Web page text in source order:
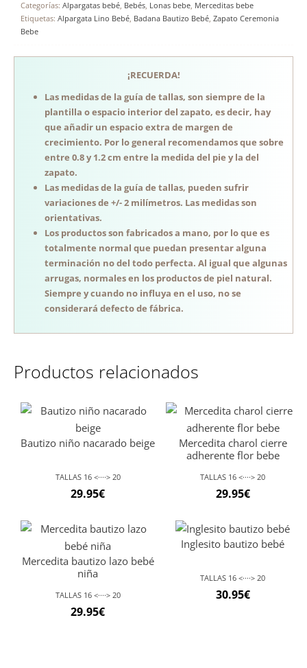
Categorías: Alpargatas bebé, Bebés, Lonas bebe, Merceditas bebe
Etiquetas: Alpargata Lino Bebé, Badana Bautizo Bebé, Zapato Ceremonia
Bebe
¡RECUERDA!
Las medidas de la guía de tallas, son siempre de la
plantilla o espacio interior del zapato, es decir, hay
que añadir un espacio extra de margen de
crecimiento. Por lo general recomendamos que sobre
entre 0.8 y 1.2 cm entre la medida del pie y la del
zapato.
Las medidas de la guía de tallas, pueden sufrir
variaciones de +/- 2 milímetros. Las medidas son
orientativas.
Los productos son fabricados a mano, por lo que es
totalmente normal que puedan presentar alguna
terminación no del todo perfecta. Al igual que algunas
arrugas, normales en los productos de piel natural.
Siempre y cuando no influya en el uso, no se
considerará defecto de fábrica.
Productos relacionados
Bautizo niño nacarado beige
TALLAS 16 <····> 20
29.95€
Mercedita charol cierre
adherente flor bebe
TALLAS 16 <····> 20
29.95€
Mercedita bautizo lazo bebé
niña
TALLAS 16 <····> 20
29.95€
Inglesito bautizo bebé
TALLAS 16 <····> 20
30.95€